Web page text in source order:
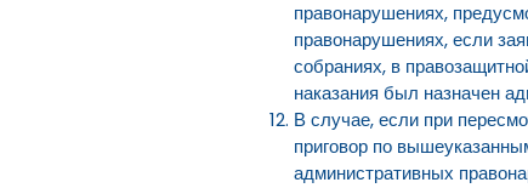
правонарушениях,
правонарушениях, если
собраниях, в
наказания был назначен
В случае, если при
приговор по
административных